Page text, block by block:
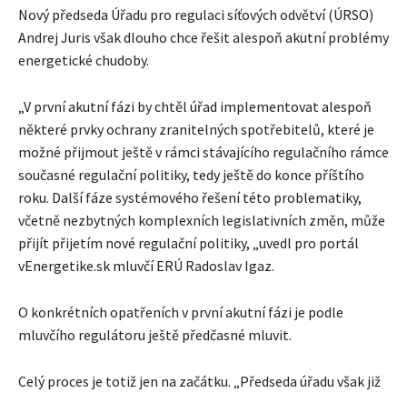
Nový předseda Úřadu pro regulaci síťových odvětví (ÚRSO)
Andrej Juris však dlouho chce řešit alespoň akutní problémy
energetické chudoby.
„V první akutní fázi by chtěl úřad implementovat alespoň
některé prvky ochrany zranitelných spotřebitelů, které je
možné přijmout ještě v rámci stávajícího regulačního rámce
současné regulační politiky, tedy ještě do konce příštího
roku. Další fáze systémového řešení této problematiky,
včetně nezbytných komplexních legislativních změn, může
přijít přijetím nové regulační politiky, „uvedl pro portál
vEnergetike.sk mluvčí ERÚ Radoslav Igaz.
O konkrétních opatřeních v první akutní fázi je podle
mluvčího regulátoru ještě předčasné mluvit.
Celý proces je totiž jen na začátku. „Předseda úřadu však již